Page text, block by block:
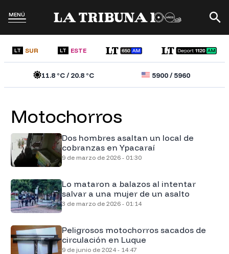
MENÚ
LT SUR LT ESTE
11.8°C /20.8°C 5900/5960
Motochorros
Dos hombres asaltan un local de
cobranzas en Ypacaraí
9 de marzo de 2026 - 01:30
Lo mataron a balazos al intentar
salvar a una mujer de un asalto
3 de marzo de 2026 - 01:14
Peligrosos motochorros sacados de
circulación en Luque
9 de junio de 2024 - 14:47